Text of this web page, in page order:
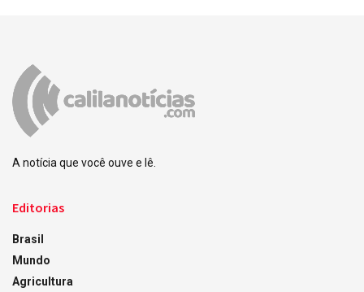
A notícia que você ouve e lê.
Editorias
Brasil
Mundo
Agricultura